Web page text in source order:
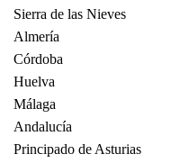
Sierra de las Nieves
Almería
Córdoba
Huelva
Málaga
Andalucía
Principado de Asturias